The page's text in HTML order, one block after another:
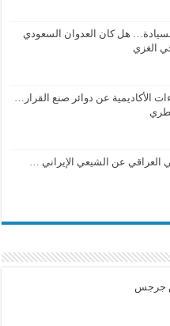
هل كان العدوان السعودي
الغزي
الأكاديمية عن دوائر صنع القرار…
العراقي عن الشيعي الإيراني …
جرجس